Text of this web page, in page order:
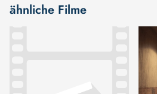
ähnliche Filme